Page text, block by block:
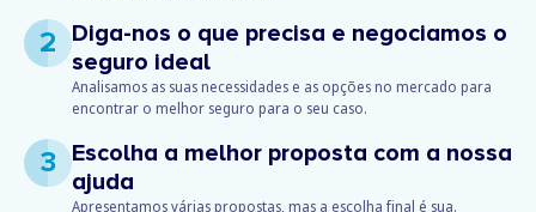
2
Diga-nos o que precisa e negociamos o
seguro ideal
Analisamos as suas necessidades e as opções no mercado para
encontrar o melhor seguro para o seu caso.
3
Escolha a melhor proposta com a nossa
ajuda
Apresentamos várias propostas, mas a escolha final é sua.